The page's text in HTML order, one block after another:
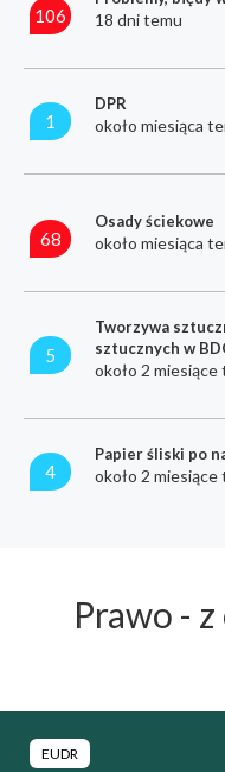
106 18 dni temu
1
DPR
około miesiąca
68
Osady ściekowe
około miesiąca
5
Tworzywa
sztucznych w
około 2 miesiące
4
Papier śliski po
około 2 miesiące
Prawo -
EUDR